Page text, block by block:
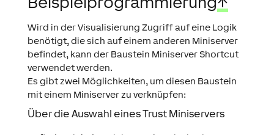
Wird in der Visualisierung Zugriff auf eine Logik
benötigt, die sich auf einem anderen Miniserver
befindet, kann der Baustein Miniserver Shortcut
verwendet werden.
Es gibt zwei Möglichkeiten, um diesen Baustein
mit einem Miniserver zu verknüpfen:
Über die Auswahl eines Trust Miniservers